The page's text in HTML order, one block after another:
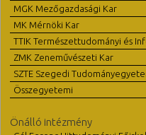
MGK Mezőgazdasági Kar
MK Mérnöki Kar
TTIK Természettudományi és
ZMK Zeneművészeti Kar
SZTE Szegedi
Összegyetemi
Önálló intézmény